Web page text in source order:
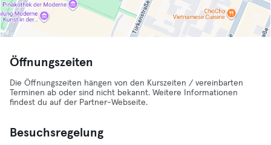
Öffnungszeiten
Die Öffnungszeiten hängen von den Kurszeiten / vereinbarten
Terminen ab oder sind nicht bekannt. Weitere Informationen
findest du auf der Partner-Webseite.
Besuchsregelung